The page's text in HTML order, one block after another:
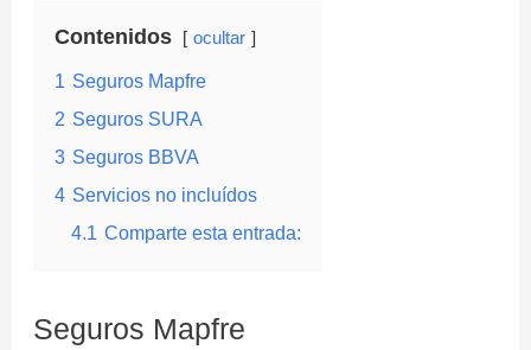
Contenidos ocultar
1 Seguros Mapfre
2 Seguros SURA
3 Seguros BBVA
4 Servicios no incluídos
4.1 Comparte esta entrada:
Seguros Mapfre